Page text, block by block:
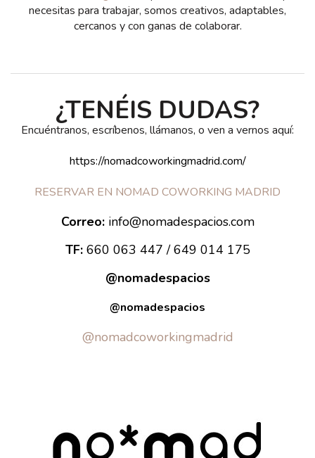
necesitas para trabajar, somos creativos, adaptables,
cercanos y con ganas de colaborar.
¿TENÉIS DUDAS?
Encuéntranos, escríbenos, llámanos, o ven a vernos aquí:
https://nomadcoworkingmadrid.com/
RESERVAR EN NOMAD COWORKING MADRID
Correo: info@nomadespacios.com
TF:660 063 447 / 649 014 175
@nomadespacios
@nomadespacios
@nomadcoworkingmadrid